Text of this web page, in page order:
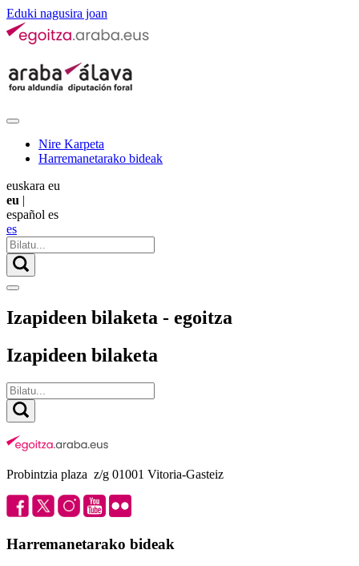
Eduki nagusira joan
Nire Karpeta
Harremanetarako bideak
euskara eu
eu |
español es
es
Izapideen bilaketa - egoitza
Izapideen bilaketa
Probintzia plaza z/g 01001 Vitoria-Gasteiz
Harremanetarako bideak